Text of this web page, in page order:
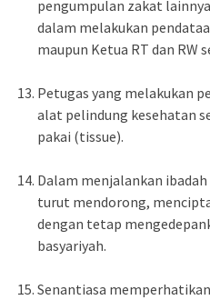
pengumpulan zakat
dalam melakukan
maupun Ketua RT dan RW
Petugas yang melakukan
alat pelindung kesehatan
pakai (tissue).
Dalam menjalankan
turut mendorong,
dengan tetap
basyariyah.
Senantiasa